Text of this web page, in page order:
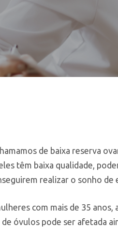
de baixa reserva
têm baixa qualidade,
realizar o sonho de
com mais de 35
óvulos pode ser afetada